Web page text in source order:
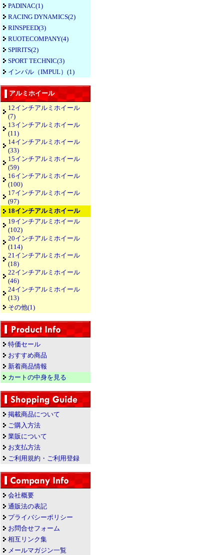
PADINAC(1)
RACING DYNAMICS(2)
RINSPEED(3)
RUOTECOMPANY(4)
SPIRITS(2)
SPORT TECHNIC(3)
インパル（IMPUL）(1)
アルミホイール
12インチアルミホイール
(7)
13インチアルミホイール
(11)
14インチアルミホイール
(33)
15インチアルミホイール
(59)
16インチアルミホイール
(100)
17インチアルミホイール
(97)
18インチアルミホイール
19インチアルミホイール
(102)
20インチアルミホイール
(114)
21インチアルミホイール
(18)
22インチアルミホイール
(46)
24インチアルミホイール
(13)
その他(1)
特価セール
おすすめ商品
新着商品情報
カートの中身を見る
掲載商品について
ご購入方法
業販について
お支払方法
ご利用規約・ご利用登録
会社概要
通販法の表記
プライバシーポリシー
お問合せフォーム
相互リンク集
メールマガジン一覧